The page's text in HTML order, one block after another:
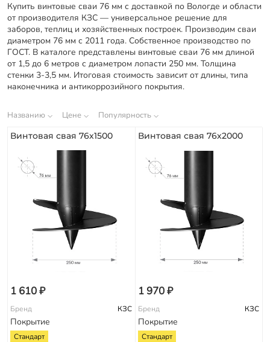
Купить винтовые сваи 76 мм с доставкой по Вологде и области
от производителя КЗС — универсальное решение для
заборов, теплиц и хозяйственных построек. Производим сваи
диаметром 76 мм с 2011 года. Собственное производство по
ГОСТ. В каталоге представлены винтовые сваи 76 мм длиной
от 1,5 до 6 метров с диаметром лопасти 250 мм. Толщина
стенки 3-3,5 мм. Итоговая стоимость зависит от длины, типа
наконечника и антикоррозийного покрытия.
Названию Цене Популярность
Винтовая свая 76х1500
1 610 ₽
Бренд КЗС
Покрытие
Стандарт
Винтовая свая 76х2000
1 970 ₽
Бренд КЗС
Покрытие
Стандарт